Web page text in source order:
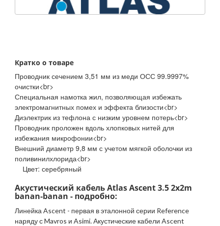
Кратко о товаре
Проводник сечением 3,51 мм из меди ОСС 99.9997%
очистки<br>
Специальная намотка жил, позволяющая избежать
электромагнитных помех и эффекта близости<br>
Диэлектрик из тефлона с низким уровнем потерь<br>
Проводник проложен вдоль хлопковых нитей для
избежания микрофонии<br>
Внешний диаметр 9,8 мм с учетом мягкой оболочки из
поливинилхлорида<br>
Цвет: серебряный
Акустический кабель Atlas Ascent 3.5 2x2m
banan-banan - подробно:
Линейка Ascent - первая в эталонной серии Reference
наряду с Mavros и Asimi. Акустические кабели Ascent